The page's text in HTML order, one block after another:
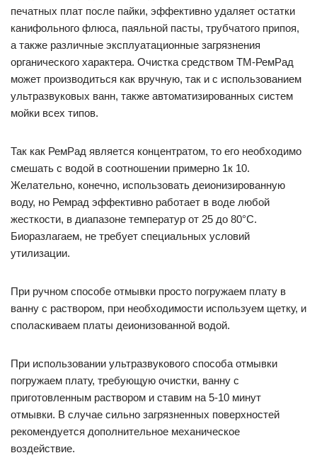
печатных плат после пайки, эффективно удаляет остатки
канифольного флюса, паяльной пасты, трубчатого припоя,
а также различные эксплуатационные загрязнения
органического характера. Очистка средством ТМ-РемРад
может производиться как вручную, так и с использованием
ультразвуковых ванн, также автоматизированных систем
мойки всех типов.
Так как РемРад является концентратом, то его необходимо
смешать с водой в соотношении примерно 1к 10.
Желательно, конечно, использовать деионизированную
воду, но Ремрад эффективно работает в воде любой
жесткости, в диапазоне температур от 25 до 80°С.
Биоразлагаем, не требует специальных условий
утилизации.
При ручном способе отмывки просто погружаем плату в
ванну с раствором, при необходимости используем щетку, и
споласкиваем платы деионизованной водой.
При использовании ультразвукового способа отмывки
погружаем плату, требующую очистки, ванну с
приготовленным раствором и ставим на 5-10 минут
отмывки. В случае сильно загрязненных поверхностей
рекомендуется дополнительное механическое
воздействие.